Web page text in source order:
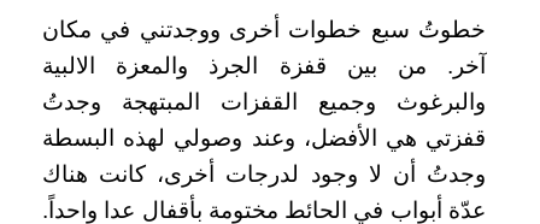
خطوتُ سبع خطوات أخرى ووجدتني في مكان
آخر. من بين قفزة الجرذ والمعزة الالبية
والبرغوث وجميع القفزات المبتهجة وجدتُ
قفزتي هي الأفضل، وعند وصولي لهذه البسطة
وجدتُ أن لا وجود لدرجات أخرى، كانت هناك
عدّة أبواب في الحائط مختومة بأقفال عدا واحداً.